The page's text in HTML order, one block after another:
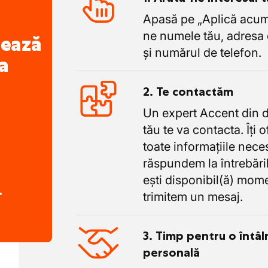
de săptămâna de lucru de 40 de ore
compensatorii în cazul orelor
concediului de construcții din
de sfârșit de an
decurs de o săptămână cu privire la o
de probă.
Apasă pe „Aplică
ne numele tău,
și numărul de telefon.
2. Te contactăm
Un expert Accent din
tău te va contacta. Îți
toate informațiile
răspundem la
ești disponibil(ă)
trimitem un mesaj.
3. Timp pentru o
personală